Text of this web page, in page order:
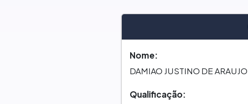
Nome:
DAMIAO JUSTINO DE ARAUJO
Qualificação: